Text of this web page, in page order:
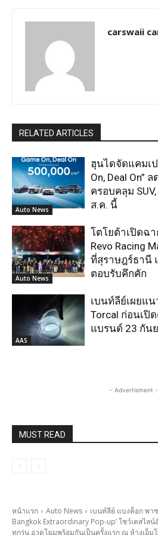
carswaii
RELATED ARTICLES
Auto News
ฮุนไดจัดแคมเป
On, Deal On”
ครอบคลุม SUV,
ส.ค. นี้
Auto News
โตโยต้าเปิดฉ
Revo Racing
ที่สุราษฎร์ธานี
ตอบรับคึกคัก
AAS
เบนท์ลีย์เผยแ
Torcal ก่อนเปิ
แบรนด์ 23 กัน
- Advertisment -
MUST READ